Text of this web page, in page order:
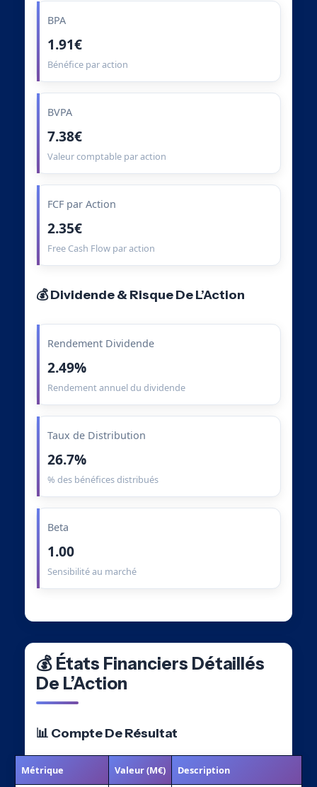
BPA
1.91€
Bénéfice par action
BVPA
7.38€
Valeur comptable par action
FCF par Action
2.35€
Free Cash Flow par action
💰 Dividende & Risque De L’Action
Rendement Dividende
2.49%
Rendement annuel du dividende
Taux de Distribution
26.7%
% des bénéfices distribués
Beta
1.00
Sensibilité au marché
💰 États Financiers Détaillés
De L’Action
📊 Compte De Résultat
Métrique Valeur (M€) Description